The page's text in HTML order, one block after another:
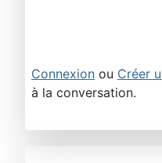
Connexion ou Créer
à la conversation.